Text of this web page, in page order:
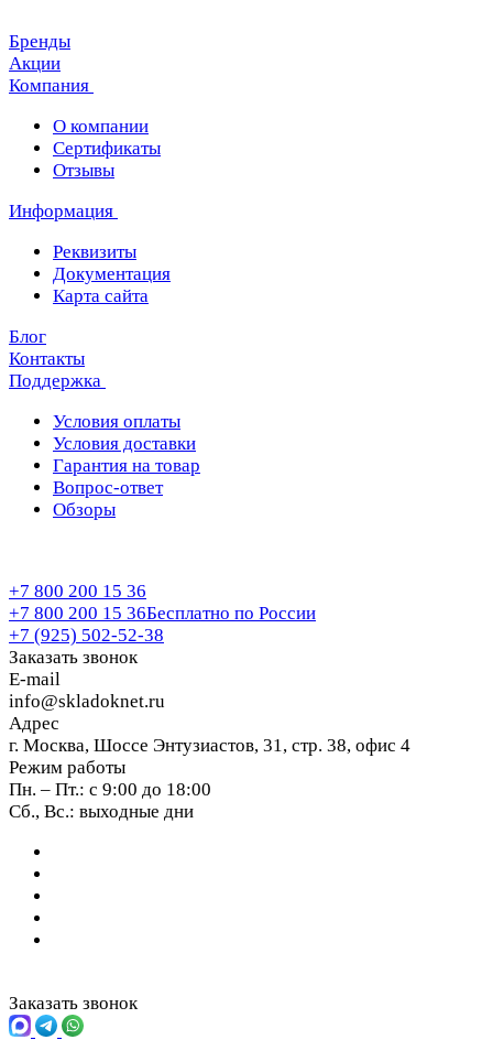
Бренды
Акции
Компания
О компании
Сертификаты
Отзывы
Информация
Реквизиты
Документация
Карта сайта
Блог
Контакты
Поддержка
Условия оплаты
Условия доставки
Гарантия на товар
Вопрос-ответ
Обзоры
+7 800 200 15 36
+7 800 200 15 36Бесплатно по России
+7 (925) 502-52-38
Заказать звонок
E-mail
info@skladoknet.ru
Адрес
г. Москва, Шоссе Энтузиастов, 31, стр. 38, офис 4
Режим работы
Пн. – Пт.: с 9:00 до 18:00
Сб., Вс.: выходные дни
Заказать звонок